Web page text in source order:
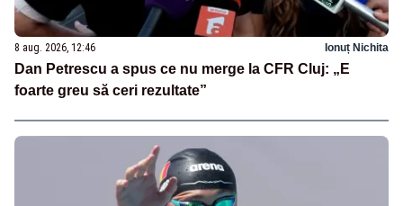
8 aug. 2026, 12:46 Ionuț Nichita
Dan Petrescu a spus ce nu merge la CFR Cluj: „E
foarte greu să ceri rezultate”